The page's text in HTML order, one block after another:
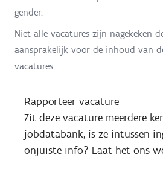
gender.
Niet alle vacatures zijn nagekeken
aansprakelijk voor de inhoud van
vacatures.
Rapporteer vacature
Zit deze vacature meerdere
jobdatabank, is ze intussen
onjuiste info? Laat het ons